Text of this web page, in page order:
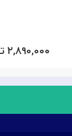
۲,۸۹۰,۰۰۰ تومان